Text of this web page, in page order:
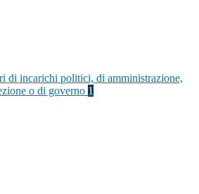
di incarichi politici, di amministrazione,
o di governo 1